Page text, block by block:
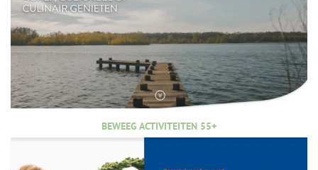
BEWEEG ACTIVITEITEN 55+